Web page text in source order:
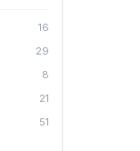
16
29
8
21
51